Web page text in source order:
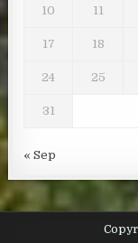
10 11
17 18
24 25
31
« Sep